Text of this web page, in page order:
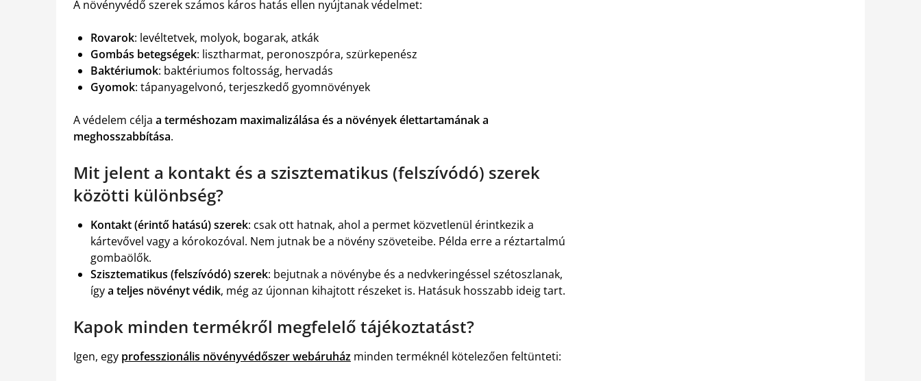
A növényvédő szerek számos káros hatás ellen nyújtanak védelmet:
Rovarok: levéltetvek, molyok, bogarak, atkák
Gombás betegségek: lisztharmat, peronoszpóra, szürkepenész
Baktériumok: baktériumos foltosság, hervadás
Gyomok: tápanyagelvonó, terjeszkedő gyomnövények
A védelem célja a terméshozam maximalizálása és a növények élettartamának a
meghosszabbítása.
Mit jelent a kontakt és a szisztematikus (felszívódó) szerek
közötti különbség?
Kontakt (érintő hatású) szerek: csak ott hatnak, ahol a permet közvetlenül érintkezik a
kártevővel vagy a kórokozóval. Nem jutnak be a növény szöveteibe. Példa erre a réztartalmú
gombaölők.
Szisztematikus (felszívódó) szerek: bejutnak a növénybe és a nedvkeringéssel szétoszlanak,
ígya teljes növényt védik, még az újonnan kihajtott részeket is. Hatásuk hosszabb ideig tart.
Kapok minden termékről megfelelő tájékoztatást?
Igen, egy professzionális növényvédőszer webáruház minden terméknél kötelezően feltünteti: